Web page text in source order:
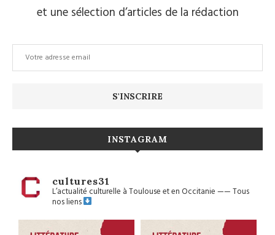
et une sélection d’articles de la rédaction
INSTAGRAM
cultures31
L’actualité culturelle à Toulouse et en Occitanie——Tous
nos liens